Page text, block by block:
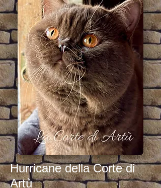
Hurricane della Corte di
Artù